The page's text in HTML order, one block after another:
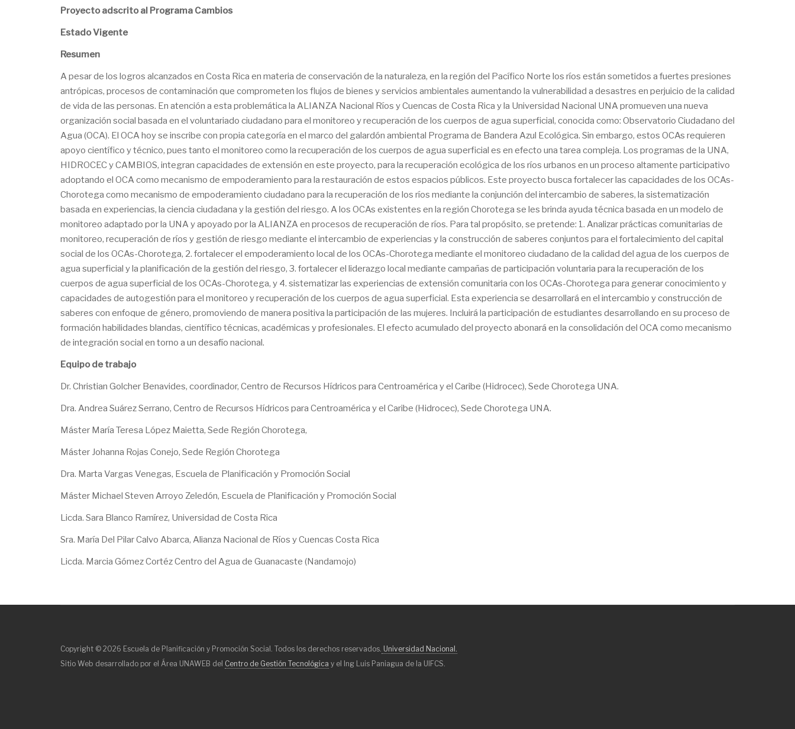
Proyecto adscrito al Programa Cambios
Estado Vigente
Resumen
A pesar de los logros alcanzados en Costa Rica en materia de conservación de la naturaleza, en la región del Pacífico Norte los ríos están sometidos a fuertes presiones
antrópicas, procesos de contaminación que comprometen los flujos de bienes y servicios ambientales aumentando la vulnerabilidad a desastres en perjuicio de la calidad
de vida de las personas. En atención a esta problemática la ALIANZA Nacional Ríos y Cuencas de Costa Rica y la Universidad Nacional UNA promueven una nueva
organización social basada en el voluntariado ciudadano para el monitoreo y recuperación de los cuerpos de agua superficial, conocida como: Observatorio Ciudadano del
Agua (OCA). El OCA hoy se inscribe con propia categoría en el marco del galardón ambiental Programa de Bandera Azul Ecológica. Sin embargo, estos OCAs requieren
apoyo científico y técnico, pues tanto el monitoreo como la recuperación de los cuerpos de agua superficial es en efecto una tarea compleja. Los programas de la UNA,
HIDROCEC y CAMBIOS, integran capacidades de extensión en este proyecto, para la recuperación ecológica de los ríos urbanos en un proceso altamente participativo
adoptando el OCA como mecanismo de empoderamiento para la restauración de estos espacios públicos. Este proyecto busca fortalecer las capacidades de los OCAs-
Chorotega como mecanismo de empoderamiento ciudadano para la recuperación de los ríos mediante la conjunción del intercambio de saberes, la sistematización
basada en experiencias, la ciencia ciudadana y la gestión del riesgo. A los OCAs existentes en la región Chorotega se les brinda ayuda técnica basada en un modelo de
monitoreo adaptado por la UNA y apoyado por la ALIANZA en procesos de recuperación de ríos. Para tal propósito, se pretende: 1. Analizar prácticas comunitarias de
monitoreo, recuperación de ríos y gestión de riesgo mediante el intercambio de experiencias y la construcción de saberes conjuntos para el fortalecimiento del capital
social de los OCAs-Chorotega, 2. fortalecer el empoderamiento local de los OCAs-Chorotega mediante el monitoreo ciudadano de la calidad del agua de los cuerpos de
agua superficial y la planificación de la gestión del riesgo, 3. fortalecer el liderazgo local mediante campañas de participación voluntaria para la recuperación de los
cuerpos de agua superficial de los OCAs-Chorotega, y 4. sistematizar las experiencias de extensión comunitaria con los OCAs-Chorotega para generar conocimiento y
capacidades de autogestión para el monitoreo y recuperación de los cuerpos de agua superficial. Esta experiencia se desarrollará en el intercambio y construcción de
saberes con enfoque de género, promoviendo de manera positiva la participación de las mujeres. Incluirá la participación de estudiantes desarrollando en su proceso de
formación habilidades blandas, científico técnicas, académicas y profesionales. El efecto acumulado del proyecto abonará en la consolidación del OCA como mecanismo
de integración social en torno a un desafío nacional.
Equipo de trabajo
Dr. Christian Golcher Benavides, coordinador, Centro de Recursos Hídricos para Centroamérica y el Caribe (Hidrocec), Sede Chorotega UNA.
Dra. Andrea Suárez Serrano, Centro de Recursos Hídricos para Centroamérica y el Caribe (Hidrocec), Sede Chorotega UNA.
Máster María Teresa López Maietta, Sede Región Chorotega,
Máster Johanna Rojas Conejo, Sede Región Chorotega
Dra. Marta Vargas Venegas, Escuela de Planificación y Promoción Social
Máster Michael Steven Arroyo Zeledón, Escuela de Planificación y Promoción Social
Licda. Sara Blanco Ramírez, Universidad de Costa Rica
Sra. María Del Pilar Calvo Abarca, Alianza Nacional de Ríos y Cuencas Costa Rica
Licda. Marcia Gómez Cortéz Centro del Agua de Guanacaste (Nandamojo)
Copyright © 2026 Escuela de Planificación y Promoción Social. Todos los derechos reservados. Universidad Nacional.
Sitio Web desarrollado por el Área UNAWEB del Centro de Gestión Tecnológica y el Ing Luis Paniagua de la UIFCS.